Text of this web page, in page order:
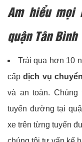
Am hiểu mọi
quận Tân Bình
Trải qua hơn 10
cấpdịch vụ
và an toàn.
tuyến đường tại
xe trên từng tuyến